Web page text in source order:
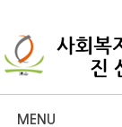
MENU